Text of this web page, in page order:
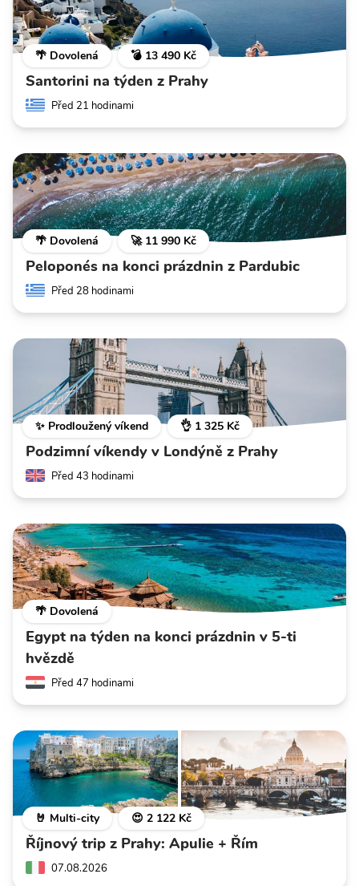
🌴 Dovolená 💣 13 490 Kč
Santorini na týden z Prahy
Před 21 hodinami
🌴 Dovolená 🚀 11 990 Kč
Peloponés na konci prázdnin z Pardubic
Před 28 hodinami
✨ Prodloužený víkend 👌 1 325 Kč
Podzimní víkendy v Londýně z Prahy
Před 43 hodinami
🌴 Dovolená
Egypt na týden na konci prázdnin v 5-ti
hvězdě
Před 47 hodinami
🤘 Multi-city 😍 2 122 Kč
Říjnový trip z Prahy: Apulie + Řím
07.08.2026